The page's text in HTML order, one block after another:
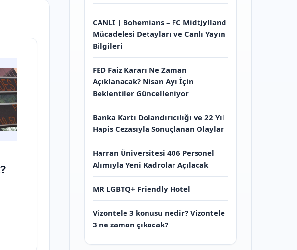
CANLI | Bohemians – FC Midtjylland
Mücadelesi Detayları ve Canlı Yayın
Bilgileri
FED Faiz Kararı Ne Zaman
Açıklanacak? Nisan Ayı İçin
Beklentiler Güncelleniyor
Banka Kartı Dolandırıcılığı ve 22 Yıl
Hapis Cezasıyla Sonuçlanan Olaylar
Harran Üniversitesi 406 Personel
Alımıyla Yeni Kadrolar Açılacak
MR LGBTQ+ Friendly Hotel
Vizontele 3 konusu nedir? Vizontele
3 ne zaman çıkacak?